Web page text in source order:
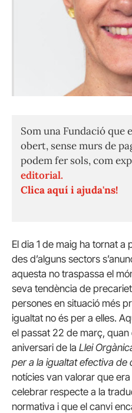
Som una Fundació que
obert, sense murs de
podem fer sols, com
editorial.
Clica aquí i ajuda'ns!
El dia 1 de maig ha tornat
des d’alguns sectors
aquesta no traspassa el
seva tendència de
persones en situació més
igualtat no és per a elles.
el passat 22 de març,
aniversari de la Llei
per a la igualtat efectiva de
notícies van valorar que
celebrar respecte a la
normativa i que el canvi